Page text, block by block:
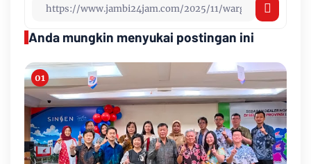
Anda mungkin menyukai postingan ini